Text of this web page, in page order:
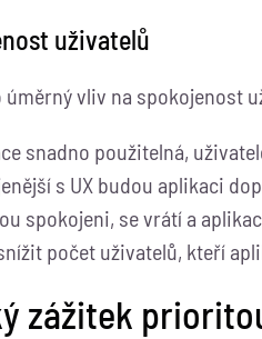
uživatelů
vliv na spokojenost
snadno použitelná,
s UX budou aplikaci
spokojeni, se vrátí a
počet uživatelů, kteří
zážitek